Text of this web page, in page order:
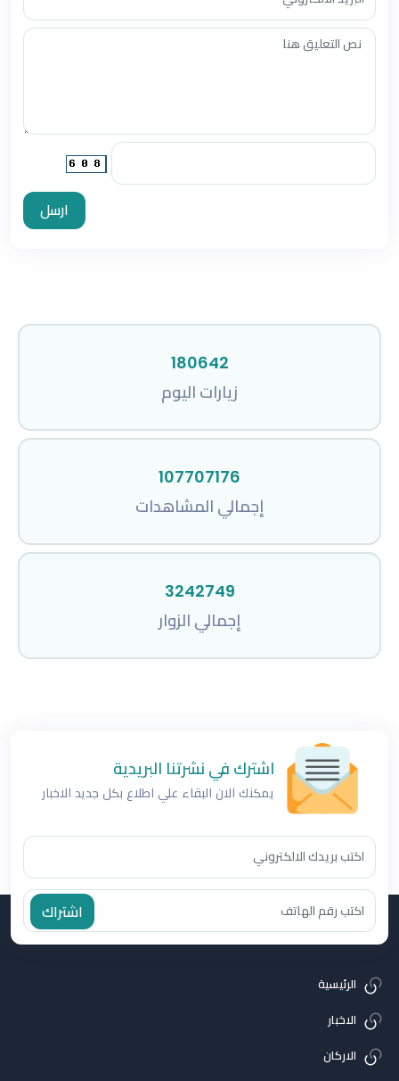
ارسل
180642
زيارات اليوم
107707176
إجمالي المشاهدات
3242749
إجمالي الزوار
اشترك في نشرتنا البريدية
يمكنك الان البقاء علي اطلاع بكل جديد الاخبار
اشتراك
الرئيسية
الاخبار
الاركان